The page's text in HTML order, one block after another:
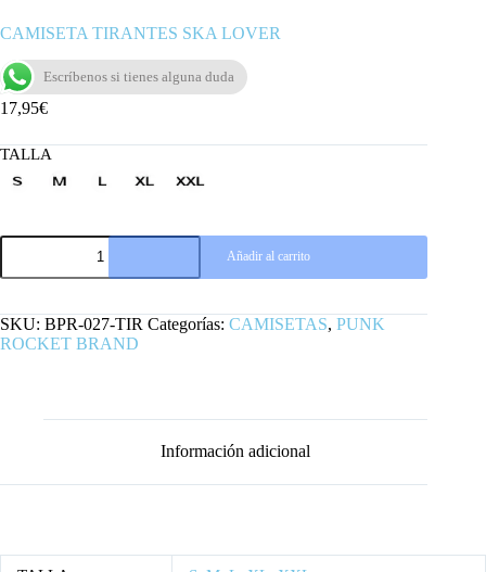
CAMISETA TIRANTES SKA LOVER
Escríbenos si tienes alguna duda
17,95€
TALLA
CAMISETA
SKA
cantidad
Añadir al carrito
SKU: BPR-027-TIR Categorías: CAMISETAS, PUNK
ROCKET BRAND
Información adicional